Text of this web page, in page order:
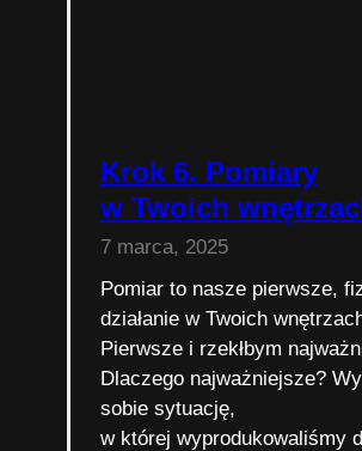
Krok 6. Pomiary
w Twoich
7 marca, 2025
Pomiar to nasze pierwsze,
działanie w Twoich
Pierwsze i rzekłbym
Dlaczego najważniejsze?
sobie sytuację,
w której wyprodukowaliśmy